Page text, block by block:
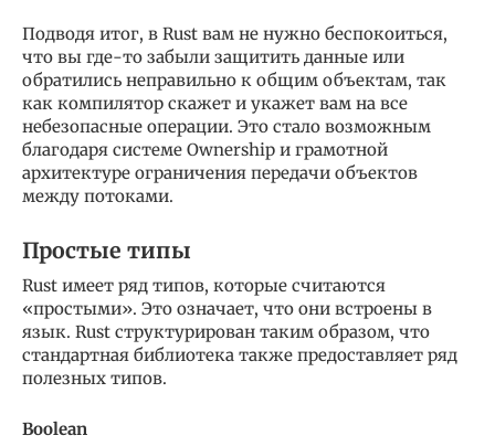
Подводя итог, в Rust вам не нужно беспокоиться,
что вы где-то забыли защитить данные или
обратились неправильно к общим объектам, так
как компилятор скажет и укажет вам на все
небезопасные операции. Это стало возможным
благодаря системе Ownership и грамотной
архитектуре ограничения передачи объектов
между потоками.
Простые типы
Rust имеет ряд типов, которые считаются
«простыми». Это означает, что они встроены в
язык. Rust структурирован таким образом, что
стандартная библиотека также предоставляет ряд
полезных типов.
Boolean